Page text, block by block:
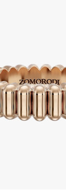
291,000,000 تومان